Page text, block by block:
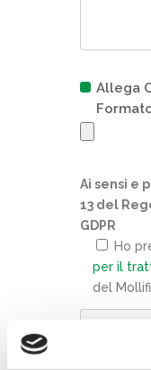
Allega
Ai sensi e
13 del
GDPR
Ho
per il
del